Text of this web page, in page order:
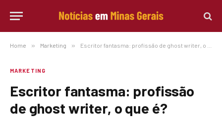
Home » Marketing » Escritor fantasma: profissão de ghost writer, o que é?
MARKETING
Escritor fantasma: profissão
de ghost writer, o que é?